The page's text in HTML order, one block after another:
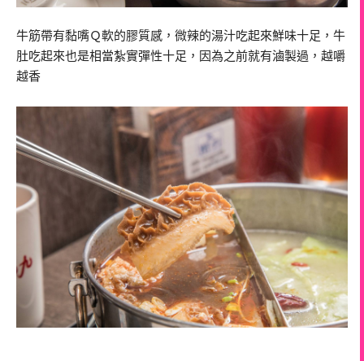
牛筋帶有黏嘴Ｑ軟的膠質感，微辣的湯汁吃起來鮮味十足，牛
肚吃起來也是相當紮實彈性十足，因為之前就有滷製過，越嚼
越香